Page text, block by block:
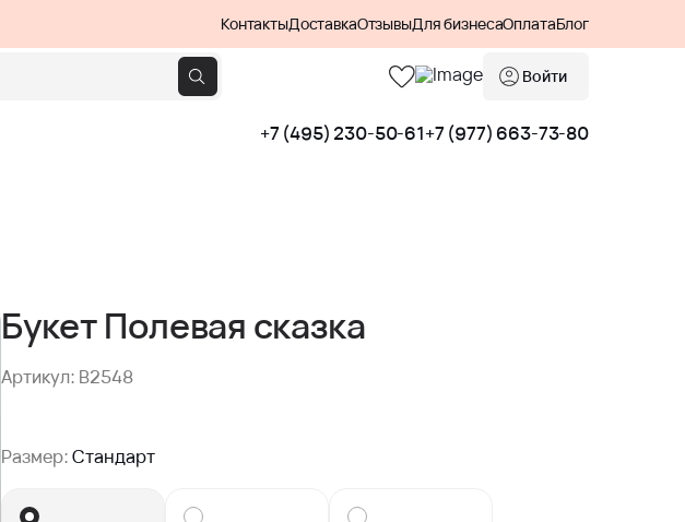
КонтактыДоставкаОтзывыДля бизнесаОплатаБлог
Войти
+7 (495) 230-50-61+7 (977) 663-73-80
Букет Полевая сказка
Артикул: B2548
Размер:Стандарт